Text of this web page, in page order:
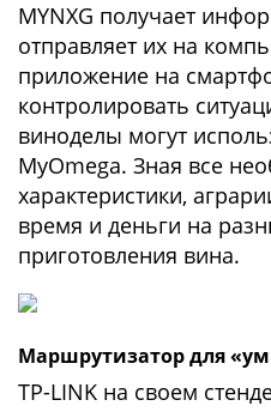
MYNXG получает
отправляет их на
приложение на
контролировать
виноделы могут
MyOmega. Зная все
характеристики,
время и деньги на
приготовления вина.
Маршрутизатор для
TP-LINK на своем